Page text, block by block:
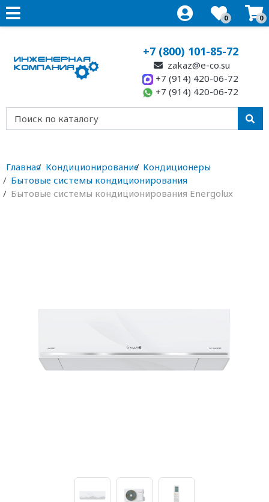
0 0
+7 (800) 101-85-72
zakaz@e-co.su
+7 (914) 420-06-72
+7 (914) 420-06-72
Главная Кондиционирование Кондиционеры
Бытовые системы кондиционирования
Бытовые системы кондиционирования Energolux